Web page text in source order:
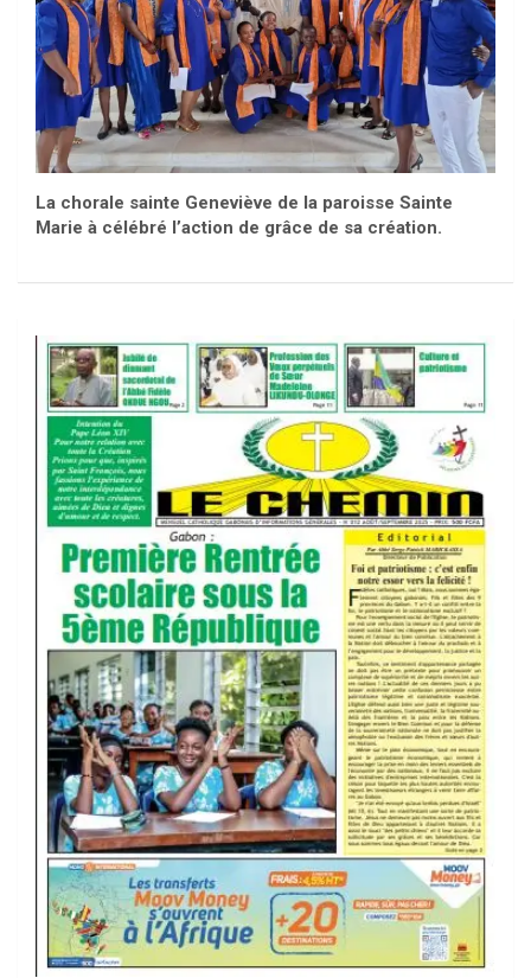
La chorale sainte Geneviève de la paroisse Sainte
Marie à célébré l’action de grâce de sa création.